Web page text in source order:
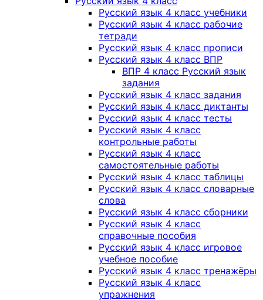
Русский язык 4 класс учебники
Русский язык 4 класс рабочие
тетради
Русский язык 4 класс прописи
Русский язык 4 класс ВПР
ВПР 4 класс Русский язык
задания
Русский язык 4 класс задания
Русский язык 4 класс диктанты
Русский язык 4 класс тесты
Русский язык 4 класс
контрольные работы
Русский язык 4 класс
самостоятельные работы
Русский язык 4 класс таблицы
Русский язык 4 класс словарные
слова
Русский язык 4 класс сборники
Русский язык 4 класс
справочные пособия
Русский язык 4 класс игровое
учебное пособие
Русский язык 4 класс тренажёры
Русский язык 4 класс
упражнения